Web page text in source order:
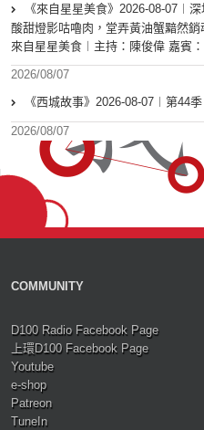
《來自星星美食》2026-08-07︱
酸甜燈影咕嚕肉，堂弄黃油蟹黯然銷
來自星星美食︱主持：陳俊偉 嘉賓
2026/08/07
《西城故事》2026-08-07︱第44
2026/08/07
COMMUNITY
D100 Radio Facebook Page
上環D100 Facebook Page
Youtube
e-shop
Patreon
TuneIn